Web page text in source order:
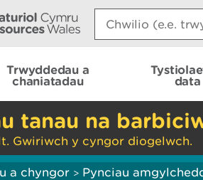
Search:
Trwyddedau a
chaniatadau
data
tanau na
Gwiriwch y cyngor diogelwch.
a chyngor > Pynciau